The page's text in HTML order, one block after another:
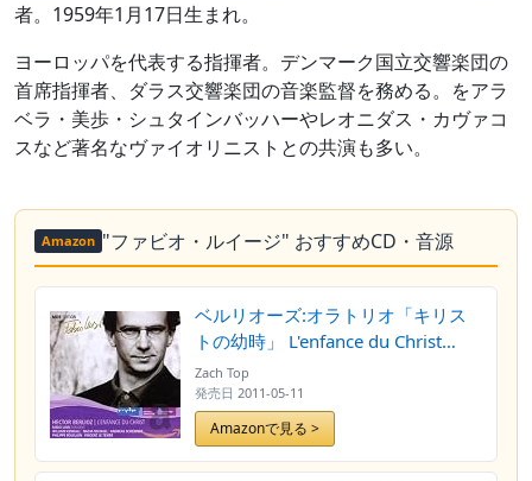
者。1959年1月17日生まれ。
ヨーロッパを代表する指揮者。デンマーク国立交響楽団の
首席指揮者、ダラス交響楽団の音楽監督を務める。をアラ
ベラ・美歩・シュタインバッハーやレオニダス・カヴァコ
スなど著名なヴァイオリニストとの共演も多い。
Amazon "ファビオ・ルイージ" おすすめCD・音源
ベルリオーズ:オラトリオ「キリス
トの幼時」 L'enfance du Christ
(MDRエディション3)
Zach Top
発売日 2011-05-11
Amazonで見る >